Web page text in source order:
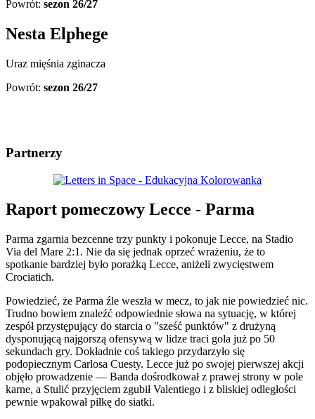
Powrót: sezon 26/27
Nesta Elphege
Uraz mięśnia zginacza
Powrót: sezon 26/27
Partnerzy
Raport pomeczowy Lecce - Parma
Parma zgarnia bezcenne trzy punkty i pokonuje Lecce, na Stadio
Via del Mare 2:1. Nie da się jednak oprzeć wrażeniu, że to
spotkanie bardziej było porażką Lecce, aniżeli zwycięstwem
Crociatich.
Powiedzieć, że Parma źle weszła w mecz, to jak nie powiedzieć nic.
Trudno bowiem znaleźć odpowiednie słowa na sytuację, w której
zespół przystępujący do starcia o "sześć punktów" z drużyną
dysponującą najgorszą ofensywą w lidze traci gola już po 50
sekundach gry. Dokładnie coś takiego przydarzyło się
podopiecznym Carlosa Cuesty. Lecce już po swojej pierwszej akcji
objęło prowadzenie — Banda dośrodkował z prawej strony w pole
karne, a Stulić przyjęciem zgubił Valentiego i z bliskiej odległości
pewnie wpakował piłkę do siatki.